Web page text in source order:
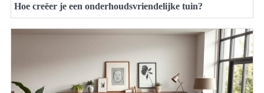
Hoe creëer je een onderhoudsvriendelijke tuin?